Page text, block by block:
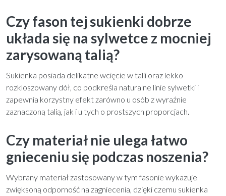
Czy fason tej sukienki dobrze
układa się na sylwetce z mocniej
zarysowaną talią?
Sukienka posiada delikatne wcięcie w talii oraz lekko
rozkloszowany dół, co podkreśla naturalne linie sylwetki i
zapewnia korzystny efekt zarówno u osób z wyraźnie
zaznaczoną talią, jak i u tych o prostszych proporcjach.
Czy materiał nie ulega łatwo
gnieceniu się podczas noszenia?
Wybrany materiał zastosowany w tym fasonie wykazuje
zwięksoną odporność na zagniecenia, dzięki czemu sukienka